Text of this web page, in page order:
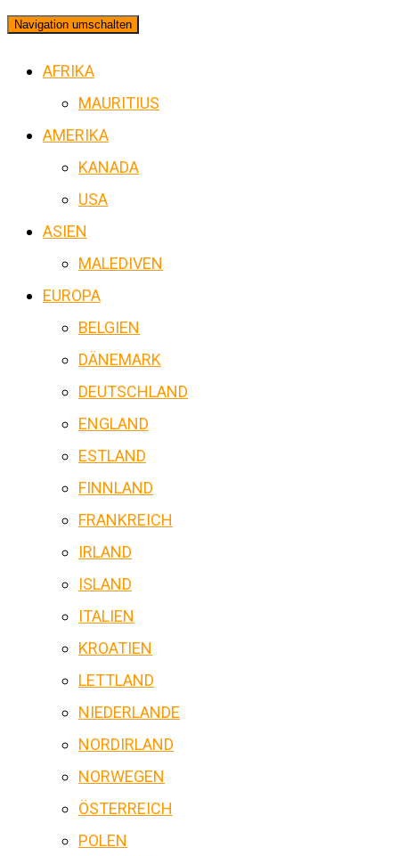
Navigation umschalten
AFRIKA
MAURITIUS
AMERIKA
KANADA
USA
ASIEN
MALEDIVEN
EUROPA
BELGIEN
DÄNEMARK
DEUTSCHLAND
ENGLAND
ESTLAND
FINNLAND
FRANKREICH
IRLAND
ISLAND
ITALIEN
KROATIEN
LETTLAND
NIEDERLANDE
NORDIRLAND
NORWEGEN
ÖSTERREICH
POLEN